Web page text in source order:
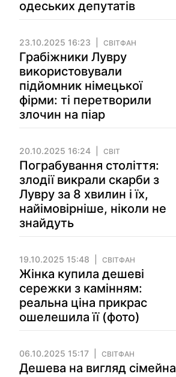
одеських депутатів
23.10.2025 16:23 СВІТФАН
Грабіжники Лувру
використовували
підйомник німецької
фірми: ті перетворили
злочин на піар
20.10.2025 16:24 СВІТ
Пограбування століття:
злодії викрали скарби з
Лувру за 8 хвилин і їх,
найімовірніше, ніколи не
знайдуть
19.10.2025 15:48 СВІТФАН
Жінка купила дешеві
сережки з камінням:
реальна ціна прикрас
ошелешила її (фото)
06.10.2025 15:17 СВІТФАН
Дешева на вигляд сімейна